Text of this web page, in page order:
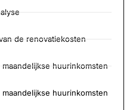
de renovatiekosten
huurinkomsten
huurinkomsten